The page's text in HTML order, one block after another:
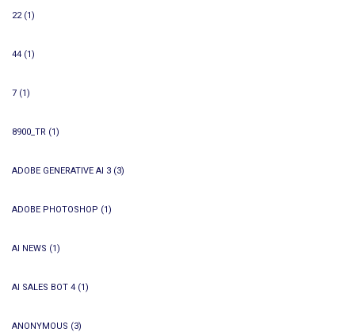
22(1)
44 (1)
7 (1)
8900_TR (1)
ADOBE GENERATIVE AI 3 (3)
ADOBE PHOTOSHOP (1)
AI NEWS (1)
AI SALES BOT 4 (1)
ANONYMOUS (3)